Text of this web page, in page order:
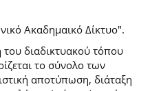
Ακαδημαικό Δίκτυο".
διαδικτυακού τόπου
το σύνολο των
αποτύπωση, διάταξη